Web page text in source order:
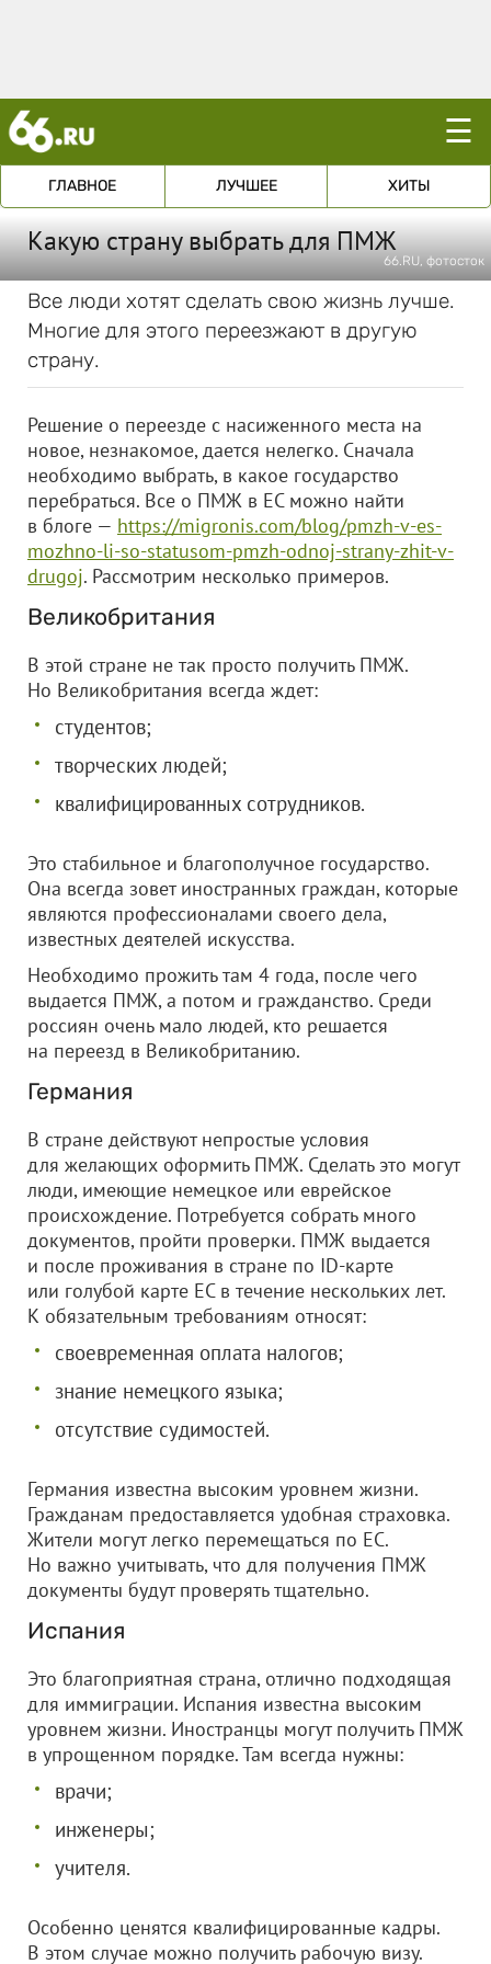
☰
ГЛАВНОЕ ЛУЧШЕЕ ХИТЫ
Какую страну выбрать для ПМЖ
66.RU, фотосток
Все люди хотят сделать свою жизнь лучше.
Многие для этого переезжают в другую
страну.
Решение о переезде с насиженного места на
новое, незнакомое, дается нелегко. Сначала
необходимо выбрать, в какое государство
перебраться. Все о ПМЖ в ЕС можно найти
в блоге — https://migronis.com/blog/pmzh-v-es-
mozhno-li-so-statusom-pmzh-odnoj-strany-zhit-v-
drugoj. Рассмотрим несколько примеров.
Великобритания
В этой стране не так просто получить ПМЖ.
Но Великобритания всегда ждет:
студентов;
творческих людей;
квалифицированных сотрудников.
Это стабильное и благополучное государство.
Она всегда зовет иностранных граждан, которые
являются профессионалами своего дела,
известных деятелей искусства.
Необходимо прожить там 4 года, после чего
выдается ПМЖ, а потом и гражданство. Среди
россиян очень мало людей, кто решается
на переезд в Великобританию.
Германия
В стране действуют непростые условия
для желающих оформить ПМЖ. Сделать это могут
люди, имеющие немецкое или еврейское
происхождение. Потребуется собрать много
документов, пройти проверки. ПМЖ выдается
и после проживания в стране по ID-карте
или голубой карте ЕС в течение нескольких лет.
К обязательным требованиям относят:
своевременная оплата налогов;
знание немецкого языка;
отсутствие судимостей.
Германия известна высоким уровнем жизни.
Гражданам предоставляется удобная страховка.
Жители могут легко перемещаться по ЕС.
Но важно учитывать, что для получения ПМЖ
документы будут проверять тщательно.
Испания
Это благоприятная страна, отлично подходящая
для иммиграции. Испания известна высоким
уровнем жизни. Иностранцы могут получить ПМЖ
в упрощенном порядке. Там всегда нужны:
врачи;
инженеры;
учителя.
Особенно ценятся квалифицированные кадры.
В этом случае можно получить рабочую визу.